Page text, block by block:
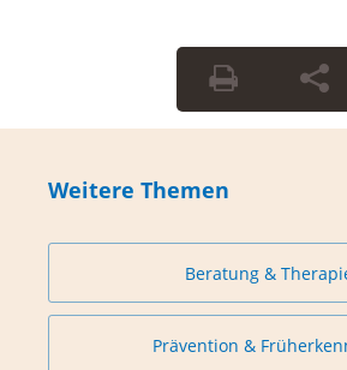
Weitere Themen
Beratung &
Prävention &